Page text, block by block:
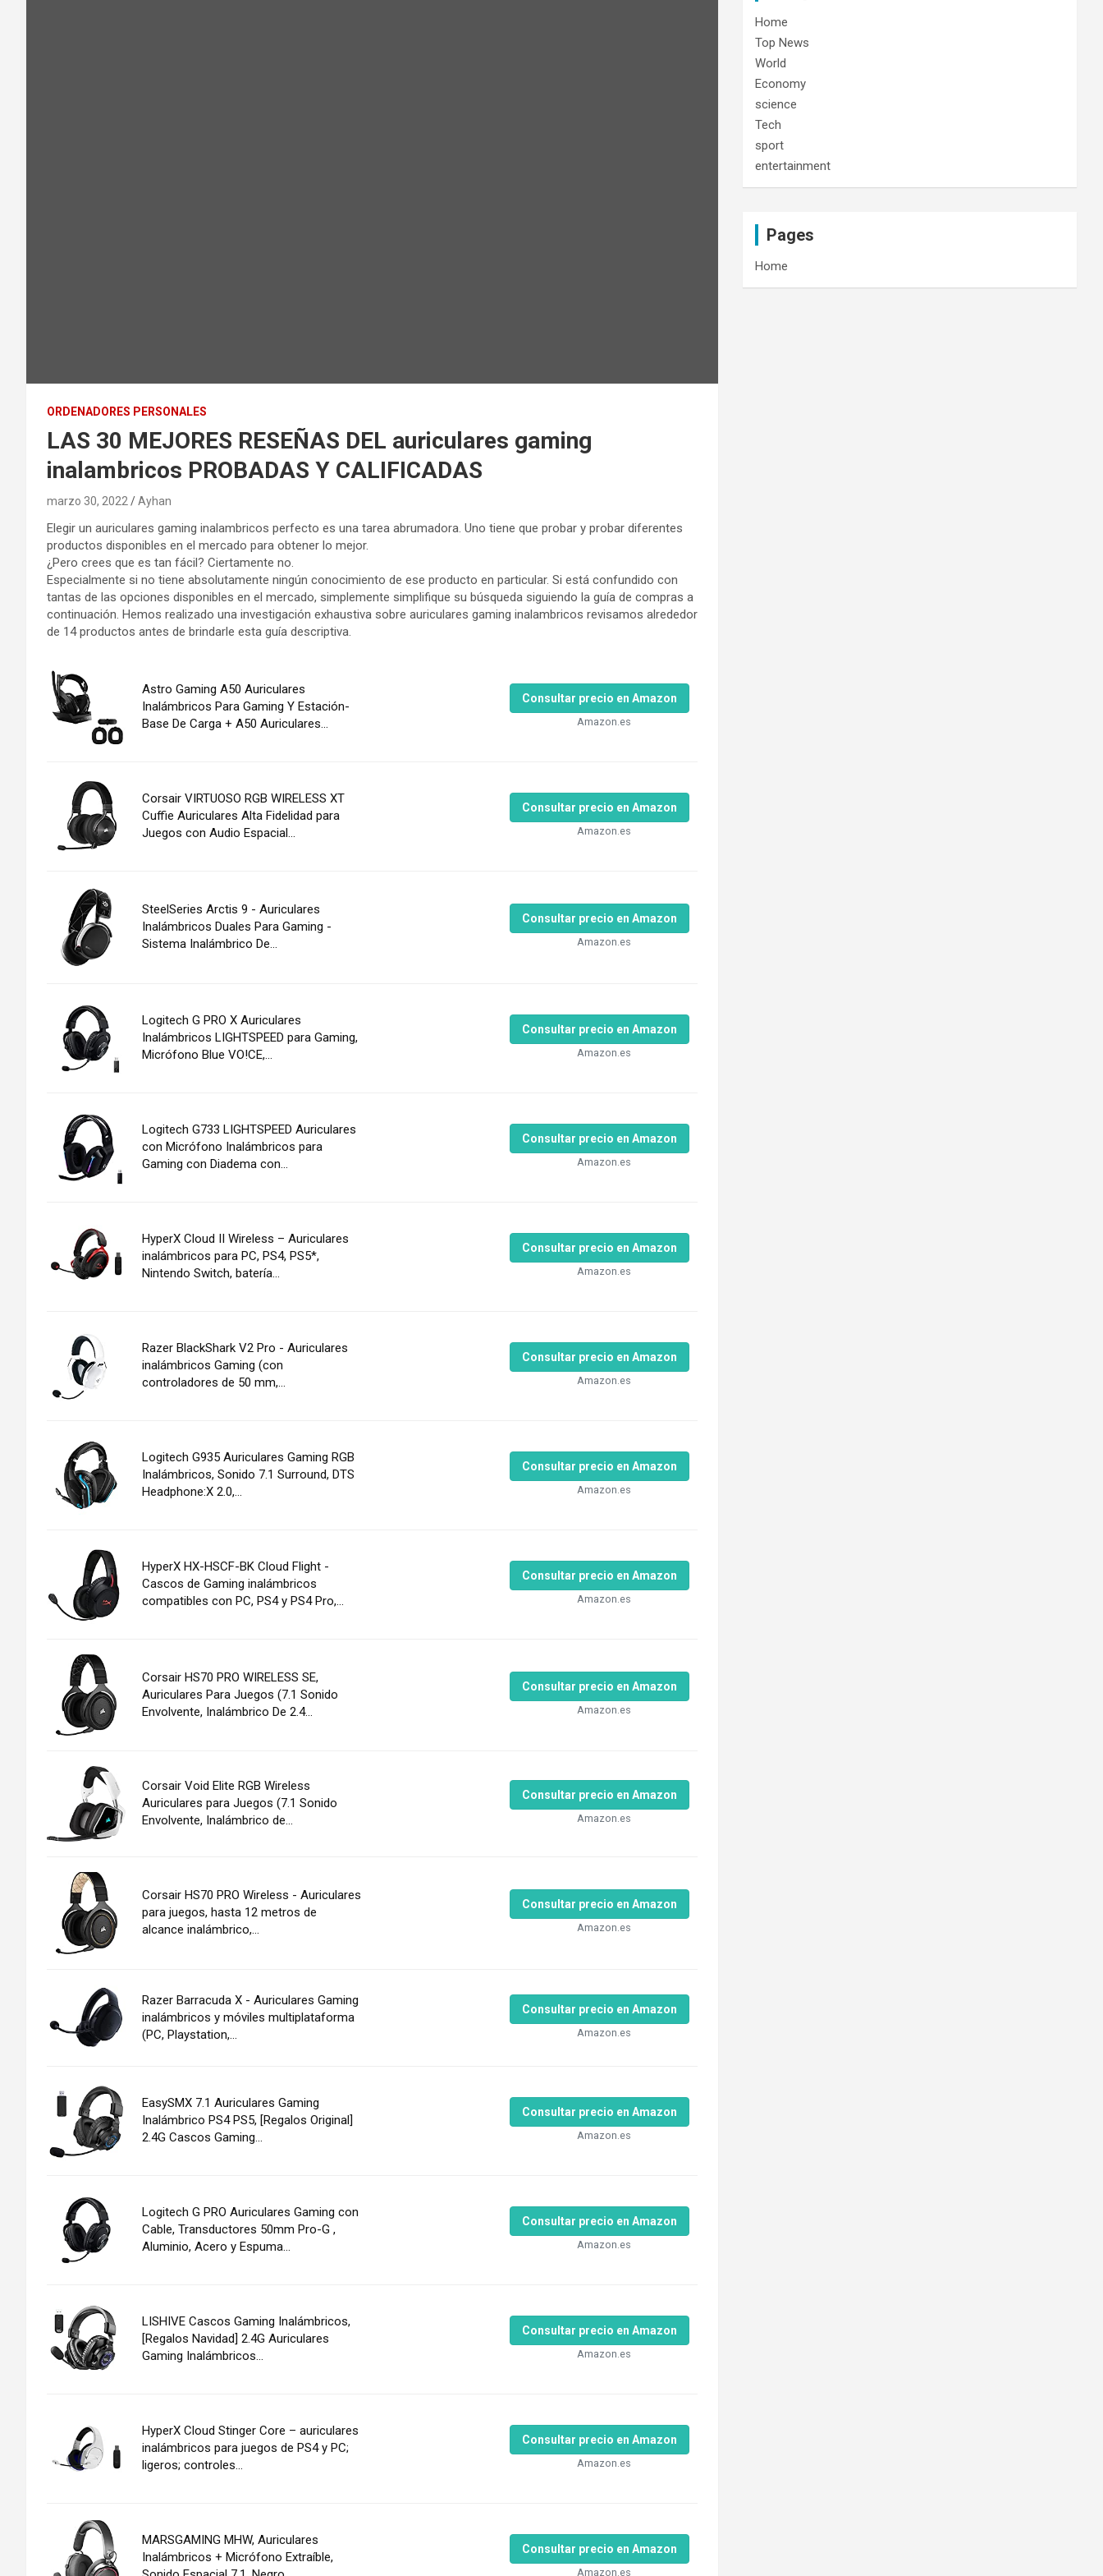
ORDENADORES PERSONALES
LAS 30 MEJORES RESEÑAS DEL auriculares gaming
inalambricos PROBADAS Y CALIFICADAS
marzo 30, 2022 Ayhan
Elegir un auriculares gaming inalambricos perfecto es una tarea abrumadora. Uno tiene que probar y probar diferentes
productos disponibles en el mercado para obtener lo mejor.
¿Pero crees que es tan fácil? Ciertamente no.
Especialmente si no tiene absolutamente ningún conocimiento de ese producto en particular. Si está confundido con
tantas de las opciones disponibles en el mercado, simplemente simplifique su búsqueda siguiendo la guía de compras a
continuación. Hemos realizado una investigación exhaustiva sobre auriculares gaming inalambricos revisamos alrededor
de 14 productos antes de brindarle esta guía descriptiva.
Astro Gaming A50 Auriculares
Inalámbricos Para Gaming Y Estación-
Base De Carga + A50 Auriculares...
Consultar precio en Amazon
Amazon.es
Corsair VIRTUOSO RGB WIRELESS XT
Cuffie Auriculares Alta Fidelidad para
Juegos con Audio Espacial...
Consultar precio en Amazon
Amazon.es
SteelSeries Arctis 9 - Auriculares
Inalámbricos Duales Para Gaming -
Sistema Inalámbrico De...
Consultar precio en Amazon
Amazon.es
Logitech G PRO X Auriculares
Inalámbricos LIGHTSPEED para Gaming,
Micrófono Blue VO!CE,...
Consultar precio en Amazon
Amazon.es
Logitech G733 LIGHTSPEED Auriculares
con Micrófono Inalámbricos para
Gaming con Diadema con...
Consultar precio en Amazon
Amazon.es
HyperX Cloud II Wireless – Auriculares
inalámbricos para PC, PS4, PS5*,
Nintendo Switch, batería...
Consultar precio en Amazon
Amazon.es
Razer BlackShark V2 Pro - Auriculares
inalámbricos Gaming (con
controladores de 50 mm,...
Consultar precio en Amazon
Amazon.es
Logitech G935 Auriculares Gaming RGB
Inalámbricos, Sonido 7.1 Surround, DTS
Headphone:X 2.0,...
Consultar precio en Amazon
Amazon.es
HyperX HX-HSCF-BK Cloud Flight -
Cascos de Gaming inalámbricos
compatibles con PC, PS4 y PS4 Pro,...
Consultar precio en Amazon
Amazon.es
Corsair HS70 PRO WIRELESS SE,
Auriculares Para Juegos (7.1 Sonido
Envolvente, Inalámbrico De 2.4...
Consultar precio en Amazon
Amazon.es
Corsair Void Elite RGB Wireless
Auriculares para Juegos (7.1 Sonido
Envolvente, Inalámbrico de...
Consultar precio en Amazon
Amazon.es
Corsair HS70 PRO Wireless - Auriculares
para juegos, hasta 12 metros de
alcance inalámbrico,...
Consultar precio en Amazon
Amazon.es
Razer Barracuda X - Auriculares Gaming
inalámbricos y móviles multiplataforma
(PC, Playstation,...
Consultar precio en Amazon
Amazon.es
EasySMX 7.1 Auriculares Gaming
Inalámbrico PS4 PS5, [Regalos Original]
2.4G Cascos Gaming...
Consultar precio en Amazon
Amazon.es
Logitech G PRO Auriculares Gaming con
Cable, Transductores 50mm Pro-G ,
Aluminio, Acero y Espuma...
Consultar precio en Amazon
Amazon.es
LISHIVE Cascos Gaming Inalámbricos,
[Regalos Navidad] 2.4G Auriculares
Gaming Inalámbricos...
Consultar precio en Amazon
Amazon.es
HyperX Cloud Stinger Core – auriculares
inalámbricos para juegos de PS4 y PC;
ligeros; controles...
Consultar precio en Amazon
Amazon.es
MARSGAMING MHW, Auriculares
Inalámbricos + Micrófono Extraíble,
Consultar precio en Amazon
Amazon.es
Home
Top News
World
Economy
science
Tech
sport
entertainment
Pages
Home